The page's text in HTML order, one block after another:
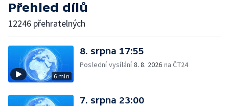
Přehled dílů
12246 přehratelných
6 min
8. srpna 17:55
Poslední vysílání8. 8. 2026 na ČT24
7. srpna 23:00